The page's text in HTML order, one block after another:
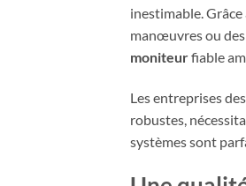
inestimable. Grâce
manœuvres ou
moniteurfiable
Les entreprises des
robustes,
systèmes sont